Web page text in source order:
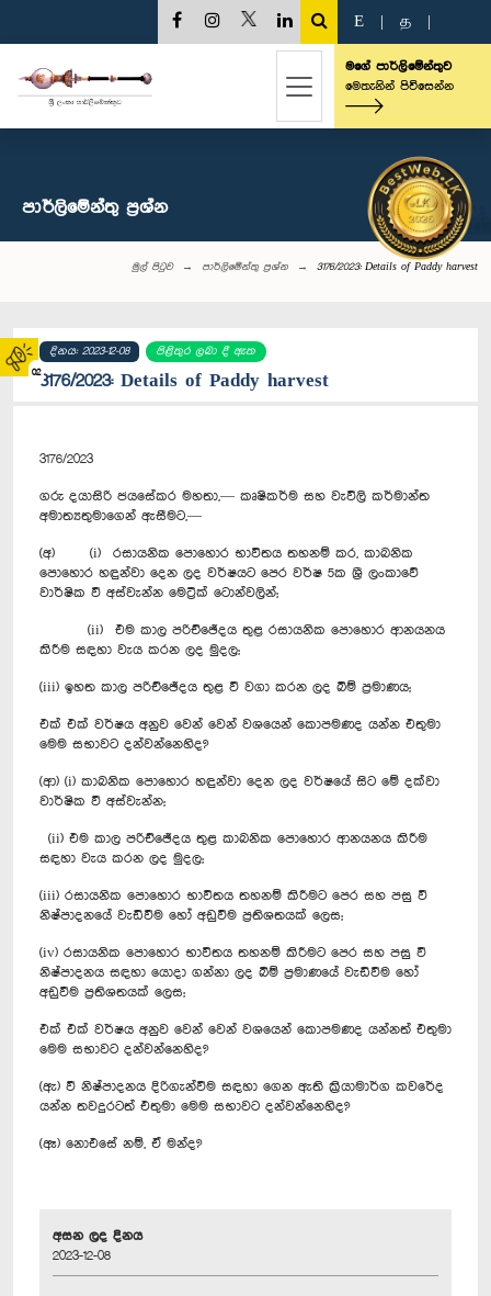
02
E த
මගේ පාර්ලිමේන්තුව
මෙතැනින් පිවිසෙන්න
පාර්ලි‌මේන්තු‌ ප්‍රශ්න
මුල් පිටුව පාර්ලි‌මේන්තු‌ ප්‍රශ්න 3176/2023: Details of Paddy harvest
දිනය: 2023-12-08 පිළිතුර ලබා දී ඇත
3176/2023: Details of Paddy harvest
3176/2023
ගරු දයාසිරි ජයසේකර මහතා,— කෘෂිකර්ම සහ වැවිලි කර්මාන්ත
අමාත්‍යතුමාගෙන් ඇසීමට,—
(අ) (i) රසායනික පොහොර භාවිතය තහනම් කර, කාබනික
පොහොර හඳුන්වා දෙන ලද වර්ෂයට පෙර වර්ෂ 5ක ශ්‍රී ලංකාවේ
වාර්ෂික වී අස්වැන්න මෙට්‍රික් ටොන්වලින්;
(ii) එම කාල පරිච්ඡේදය තුළ රසායනික පොහොර ආනයනය
කිරීම සඳහා වැය කරන ලද මුදල;
(iii) ‍ඉහත කාල පරිච්ඡේදය තුළ වී වගා කරන ලද බිම් ප්‍රමාණය;
එක් එක් වර්ෂය අනුව වෙන් වෙන් වශයෙන් කොපමණද යන්න එතුමා
මෙම සභාවට දන්වන්නෙහිද?
(ආ) (i) කාබනික පොහොර හඳුන්වා‍ දෙන ලද වර්ෂයේ සිට මේ දක්වා
වාර්ෂික වී අස්වැන්න;
(ii) එම කාල පරිච්ඡේදය තුළ කාබනික පොහොර ආනයනය කිරීම
සඳහා වැය කරන ලද මුදල;
(iii) රසායනික පොහොර භාවිතය තහනම් කිරීමට පෙර සහ පසු වී
නිෂ්පාදනයේ වැඩිවීම හෝ අඩුවීම ප්‍රතිශතයක් ලෙස;
(iv) රසායනික පොහොර භාවිතය තහනම් කිරීමට පෙර සහ පසු වී
නිෂ්පාදනය සඳහා යොදා ගන්නා ලද බිම් ප්‍රමාණයේ වැඩිවීම හෝ
අඩුවීම ප්‍රතිශතයක් ලෙස;
එක් එක් වර්ෂය අනුව වෙන් වෙන් වශයෙන් කොපමණද යන්නත් එතුමා
මෙම සභාවට දන්වන්නෙහිද?
(ඇ) වී නිෂ්පාදනය දිරිගැන්වීම සඳහා ගෙන ඇති ක්‍රියාමාර්ග කවරේද
යන්න තවදුරටත් එතුමා මෙම සභාවට දන්වන්නෙහිද?
(ඈ) නොඑසේ නම්, ඒ මන්ද?
අසන ලද දිනය
2023-12-08